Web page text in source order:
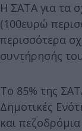
Η ΣΑΤΑ για τα
(100ευρώ
περισσότερα
συντήρησής
Το 85% της
Δημοτικές
και